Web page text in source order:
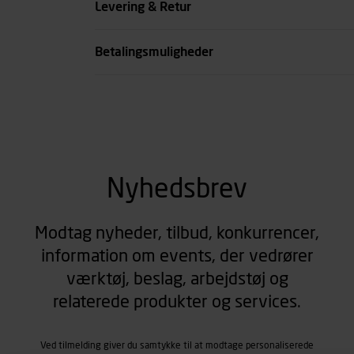
Levering & Retur
Betalingsmuligheder
Nyhedsbrev
Modtag nyheder, tilbud, konkurrencer,
information om events, der vedrører
værktøj, beslag, arbejdstøj og
relaterede produkter og services.
Ved tilmelding giver du samtykke til at modtage personaliserede